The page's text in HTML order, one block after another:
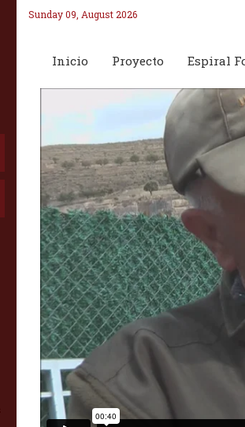
Sunday 09, August 2026
Inicio Proyecto Espiral